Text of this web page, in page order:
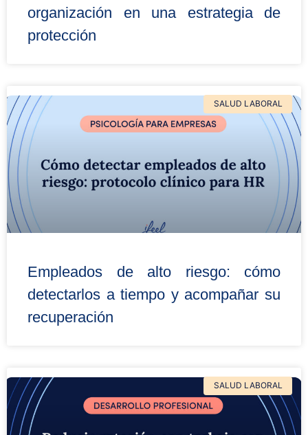
organización en una estrategia de
protección
SALUD LABORAL
Empleados de alto riesgo: cómo
detectarlos a tiempo y acompañar su
recuperación
SALUD LABORAL